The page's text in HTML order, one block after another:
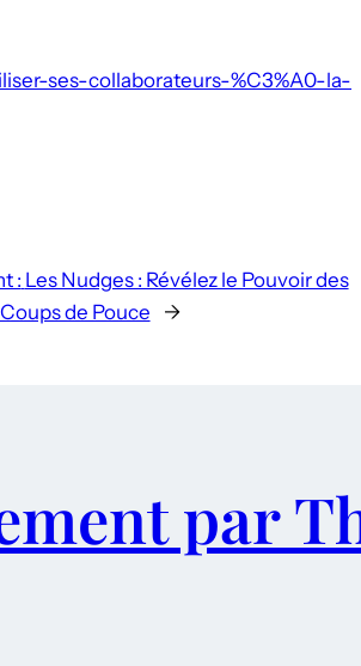
ses-collaborateurs-%C3%A0-la-
: Les Nudges : Révélez le Pouvoir des
de Pouce
→
par